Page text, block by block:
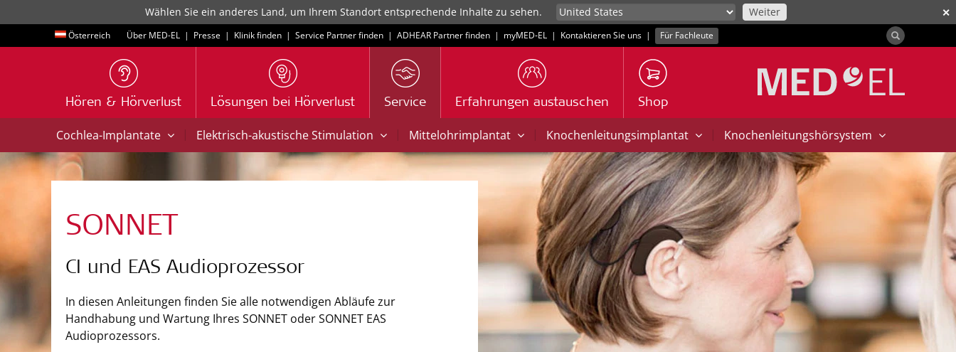
✕
Wählen Sie ein anderes Land, um Ihrem Standort entsprechende Inhalte zu sehen. Weiter
Österreich Über MED-EL | Presse | Klinik finden | Service Partner finden | ADHEAR Partner finden | myMED‑EL | Kontaktieren Sie uns | Für Fachleute
Hören & Hörverlust Lösungen bei Hörverlust Service Erfahrungen austauschen Shop
Cochlea-Implantate | Elektrisch-akustische Stimulation | Mittelohrimplantat | Knochenleitungsimplantat | Knochenleitungshörsystem
SONNET
CI und EAS Audioprozessor
In diesen Anleitungen finden Sie alle notwendigen Abläufe zur
Handhabung und Wartung Ihres SONNET oder SONNET EAS
Audioprozessors.